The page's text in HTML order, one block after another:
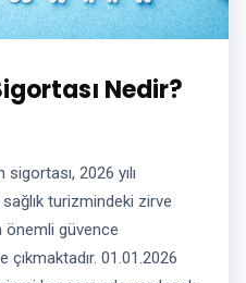
Nedir?
2026 yılı
sağlık turizmindeki zirve
önemli güvence
01.01.2026